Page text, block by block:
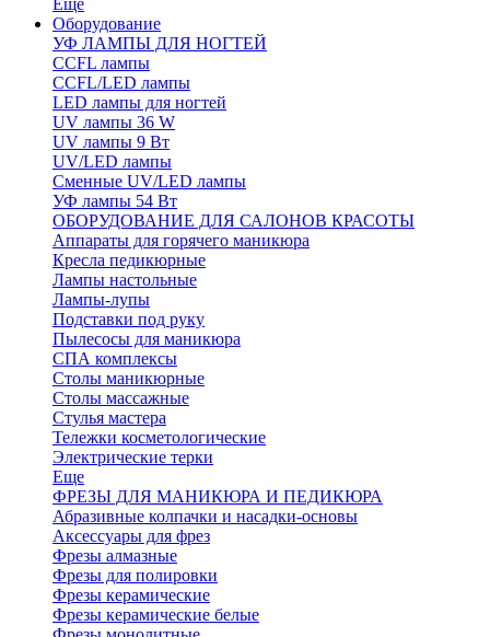
Еще
Оборудование
УФ ЛАМПЫ ДЛЯ НОГТЕЙ
CCFL лампы
CCFL/LED лампы
LED лампы для ногтей
UV лампы 36 W
UV лампы 9 Вт
UV/LED лампы
Сменные UV/LED лампы
УФ лампы 54 Вт
ОБОРУДОВАНИЕ ДЛЯ САЛОНОВ КРАСОТЫ
Аппараты для горячего маникюра
Кресла педикюрные
Лампы настольные
Лампы-лупы
Подставки под руку
Пылесосы для маникюра
СПА комплексы
Столы маникюрные
Столы массажные
Стулья мастера
Тележки косметологические
Электрические терки
Еще
ФРЕЗЫ ДЛЯ МАНИКЮРА И ПЕДИКЮРА
Абразивные колпачки и насадки-основы
Аксессуары для фрез
Фрезы алмазные
Фрезы для полировки
Фрезы керамические
Фрезы керамические белые